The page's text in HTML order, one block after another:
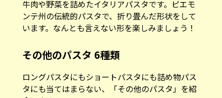
牛肉や野菜を詰めたイタリアパスタです。ピエモ
ンテ州の伝統的パスタで、折り畳んだ形状をして
います。なんとも言えない形を楽しみましょう！
その他のパスタ 6種類
ロングパスタにもショートパスタにも詰め物パス
タにも当てはまらない、「その他のパスタ」を紹